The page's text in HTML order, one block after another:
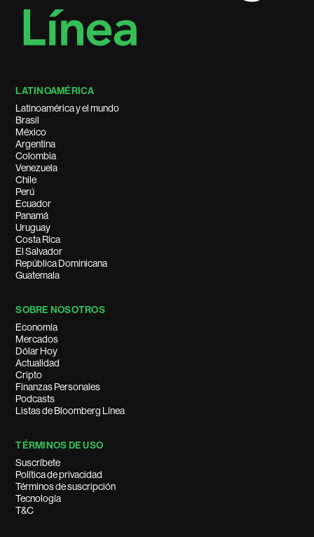
LATINOAMÉRICA
Latinoamérica y el mundo
Brasil
México
Argentina
Colombia
Venezuela
Chile
Perú
Ecuador
Panamá
Uruguay
Costa Rica
El Salvador
República Dominicana
Guatemala
SOBRE NOSOTROS
Economía
Mercados
Dólar Hoy
Actualidad
Cripto
Finanzas Personales
Podcasts
Listas de Bloomberg Línea
TÉRMINOS DE USO
Suscríbete
Política de privacidad
Términos de suscripción
Tecnología
T&C